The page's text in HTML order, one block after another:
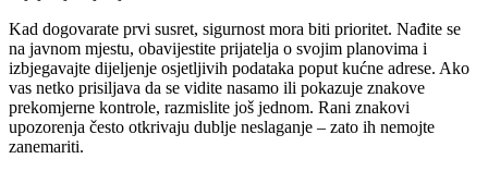
Kad dogovarate prvi susret, sigurnost mora biti prioritet. Nađite se
na javnom mjestu, obavijestite prijatelja o svojim planovima i
izbjegavajte dijeljenje osjetljivih podataka poput kućne adrese. Ako
vas netko prisiljava da se vidite nasamo ili pokazuje znakove
prekomjerne kontrole, razmislite još jednom. Rani znakovi
upozorenja često otkrivaju dublje neslaganje – zato ih nemojte
zanemariti.